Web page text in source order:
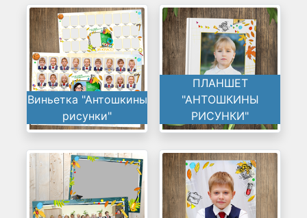
Виньетка "Антошкины
рисунки"
ПЛАНШЕТ
"АНТОШКИНЫ
РИСУНКИ"